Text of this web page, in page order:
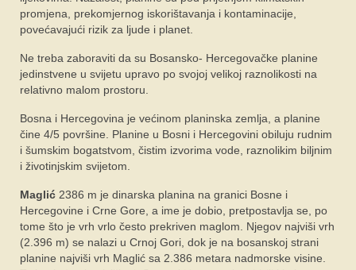
promjena, prekomjernog iskorištavanja i kontaminacije,
povećavajući rizik za ljude i planet.
Ne treba zaboraviti da su Bosansko- Hercegovačke planine
jedinstvene u svijetu upravo po svojoj velikoj raznolikosti na
relativno malom prostoru.
Bosna i Hercegovina je većinom planinska zemlja, a planine
čine 4/5 površine. Planine u Bosni i Hercegovini obiluju rudnim
i šumskim bogatstvom, čistim izvorima vode, raznolikim biljnim
i životinjskim svijetom.
Maglić 2386 m je dinarska planina na granici Bosne i
Hercegovine i Crne Gore, a ime je dobio, pretpostavlja se, po
tome što je vrh vrlo često prekriven maglom. Njegov najviši vrh
(2.396 m) se nalazi u Crnoj Gori, dok je na bosanskoj strani
planine najviši vrh Maglić sa 2.386 metara nadmorske visine.